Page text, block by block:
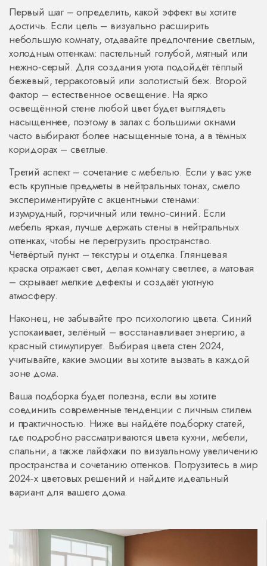
Первый шаг – определить, какой эффект вы хотите
достичь. Если цель – визуально расширить
небольшую комнату, отдавайте предпочтение светлым,
холодным оттенкам: пастельный голубой, мятный или
нежно‑серый. Для создания уюта подойдёт тёплый
бежевый, терракотовый или золотистый беж. Второй
фактор – естественное освещение. На ярко
освещённой стене любой цвет будет выглядеть
насыщеннее, поэтому в залах с большими окнами
часто выбирают более насыщенные тона, а в тёмных
коридорах – светлые.
Третий аспект – сочетание с мебелью. Если у вас уже
есть крупные предметы в нейтральных тонах, смело
экспериментируйте с акцентными стенами:
изумрудный, горчичный или темно‑синий. Если
мебель яркая, лучше держать стены в нейтральных
оттенках, чтобы не перегрузить пространство.
Четвёртый пункт – текстуры и отделка. Глянцевая
краска отражает свет, делая комнату светлее, а матовая
– скрывает мелкие дефекты и создаёт уютную
атмосферу.
Наконец, не забывайте про психологию цвета. Синий
успокаивает, зелёный – восстанавливает энергию, а
красный стимулирует. Выбирая цвета стен 2024,
учитывайте, какие эмоции вы хотите вызвать в каждой
зоне дома.
Ваша подборка будет полезна, если вы хотите
соединить современные тенденции с личным стилем
и практичностью. Ниже вы найдёте подборку статей,
где подробно рассматриваются цвета кухни, мебели,
спальни, а также лайфхаки по визуальному увеличению
пространства и сочетанию оттенков. Погрузитесь в мир
2024‑х цветовых решений и найдите идеальный
вариант для вашего дома.